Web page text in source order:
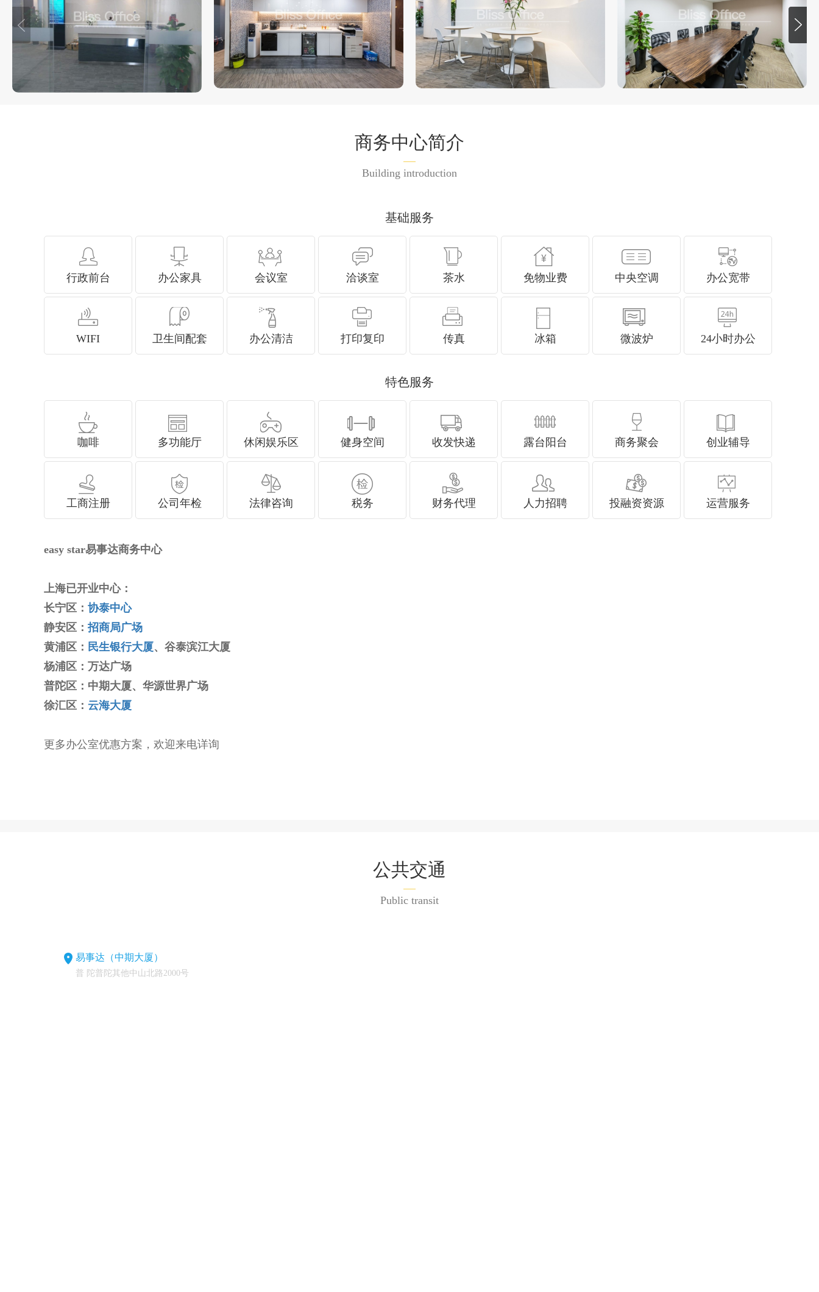
商务中心简介
Building introduction
基础服务
行政前台 办公家具 会议室 洽谈室 茶水 免物业费 中央空调 办公宽带
WIFI 卫生间配套 办公清洁 打印复印 传真 冰箱 微波炉 24小时办公
特色服务
咖啡 多功能厅 休闲娱乐区 健身空间 收发快递 露台阳台 商务聚会 创业辅导
工商注册 公司年检 法律咨询 税务 财务代理 人力招聘 投融资资源 运营服务
easy star易事达商务中心
上海已开业中心：
长宁区： 协泰中心
静安区： 招商局广场
黄浦区： 民生银行大厦、谷泰滨江大厦
杨浦区：万达广场
普陀区：中期大厦、华源世界广场
徐汇区： 云海大厦
更多办公室优惠方案，欢迎来电详询
公共交通
Public transit
易事达（中期大厦）
普 陀普陀其他中山北路2000号